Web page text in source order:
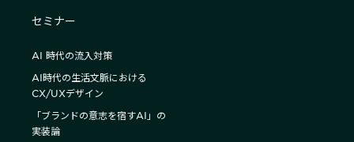
セミナー
AI 時代の流入対策
AI時代の生活文脈における
CX/UXデザイン
「ブランドの意志を宿すAI」の
実装論